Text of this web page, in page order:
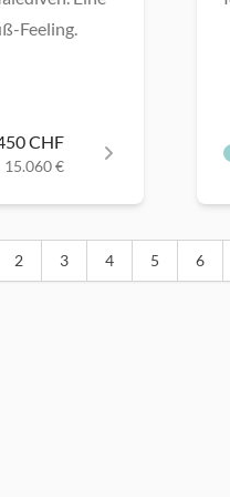
Feeling.
CHF
15.060 €
2 3 4 5 6